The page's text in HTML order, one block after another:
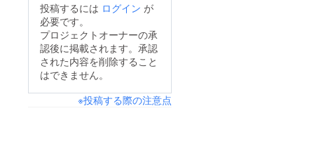
投稿するには ログイン が
必要です。
プロジェクトオーナーの承
認後に掲載されます。承認
された内容を削除すること
はできません。
※投稿する際の注意点